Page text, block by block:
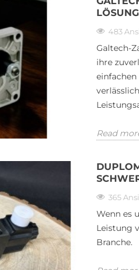
Magnetventile sind
Komponenten in modernen
Hydrauliksystemen. In diesem
Blogbeitrag erfahren Sie, wie...
Read more
483
Galtech-
ihre
Read
365
Wenn es
Leistung
Branche.